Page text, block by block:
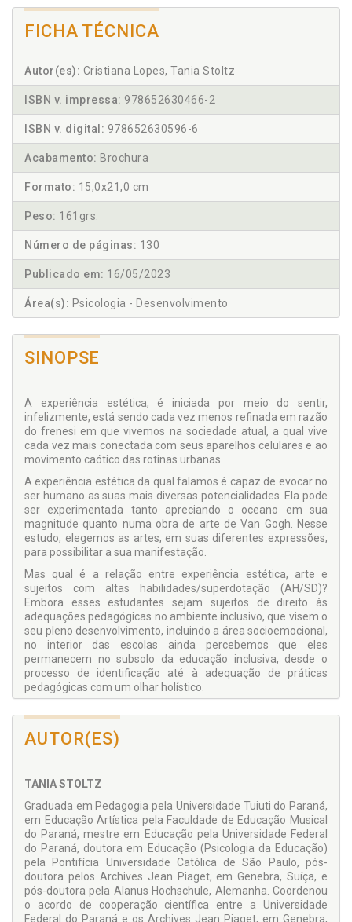
FICHA TÉCNICA
Autor(es): Cristiana Lopes, Tania Stoltz
ISBN v. impressa: 978652630466-2
ISBN v. digital: 978652630596-6
Acabamento: Brochura
Formato: 15,0x21,0 cm
Peso: 161grs.
Número de páginas: 130
Publicado em: 16/05/2023
Área(s): Psicologia - Desenvolvimento
SINOPSE
A experiência estética, é iniciada por meio do sentir,
infelizmente, está sendo cada vez menos refinada em razão
do frenesi em que vivemos na sociedade atual, a qual vive
cada vez mais conectada com seus aparelhos celulares e ao
movimento caótico das rotinas urbanas.
A experiência estética da qual falamos é capaz de evocar no
ser humano as suas mais diversas potencialidades. Ela pode
ser experimentada tanto apreciando o oceano em sua
magnitude quanto numa obra de arte de Van Gogh. Nesse
estudo, elegemos as artes, em suas diferentes expressões,
para possibilitar a sua manifestação.
Mas qual é a relação entre experiência estética, arte e
sujeitos com altas habilidades/superdotação (AH/SD)?
Embora esses estudantes sejam sujeitos de direito às
adequações pedagógicas no ambiente inclusivo, que visem o
seu pleno desenvolvimento, incluindo a área socioemocional,
no interior das escolas ainda percebemos que eles
permanecem no subsolo da educação inclusiva, desde o
processo de identificação até à adequação de práticas
pedagógicas com um olhar holístico.
afetiva de alunos superdotados com a escola do ensino
regular. Os resultados obtidos são discutidos à luz da teoria
AUTOR(ES)
TANIA STOLTZ
Graduada em Pedagogia pela Universidade Tuiuti do Paraná,
em Educação Artística pela Faculdade de Educação Musical
do Paraná, mestre em Educação pela Universidade Federal
do Paraná, doutora em Educação (Psicologia da Educação)
pela Pontifícia Universidade Católica de São Paulo, pós-
doutora pelos Archives Jean Piaget, em Genebra, Suíça, e
pós-doutora pela Alanus Hochschule, Alemanha. Coordenou
o acordo de cooperação científica entre a Universidade
Federal do Paraná e os Archives Jean Piaget, em Genebra,